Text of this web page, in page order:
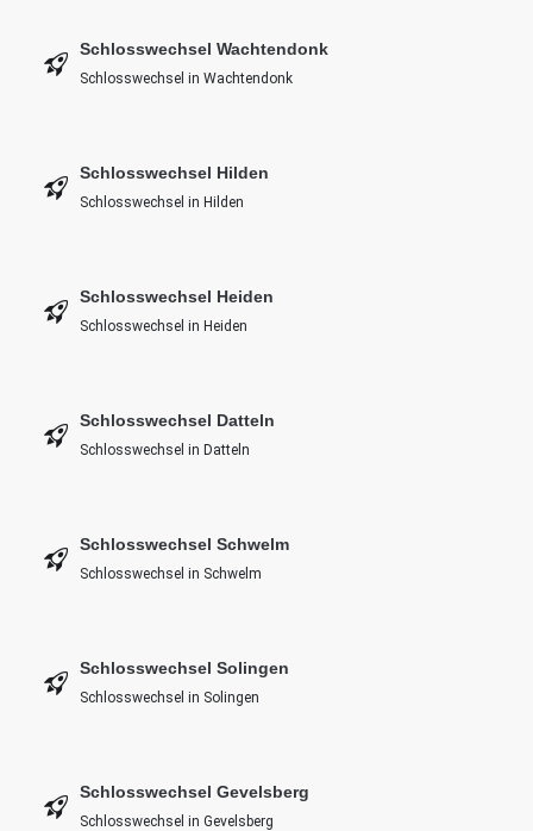
Schlosswechsel Wachtendonk
Schlosswechsel in Wachtendonk
Schlosswechsel Hilden
Schlosswechsel in Hilden
Schlosswechsel Heiden
Schlosswechsel in Heiden
Schlosswechsel Datteln
Schlosswechsel in Datteln
Schlosswechsel Schwelm
Schlosswechsel in Schwelm
Schlosswechsel Solingen
Schlosswechsel in Solingen
Schlosswechsel Gevelsberg
Schlosswechsel in Gevelsberg